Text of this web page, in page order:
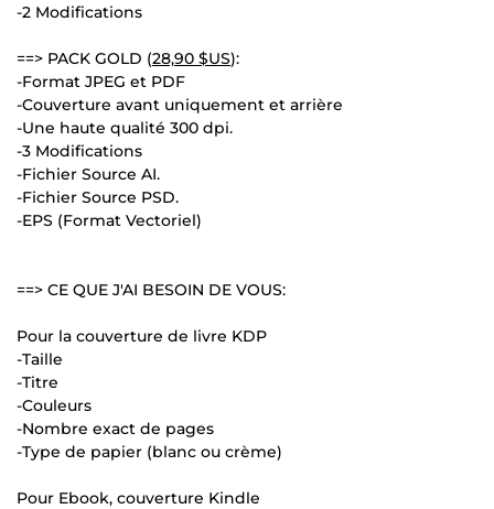
-2 Modifications
==> PACK GOLD (28,90 $US):
-Format JPEG et PDF
-Couverture avant uniquement et arrière
-Une haute qualité 300 dpi.
-3 Modifications
-Fichier Source AI.
-Fichier Source PSD.
-EPS (Format Vectoriel)
==> CE QUE J'AI BESOIN DE VOUS:
Pour la couverture de livre KDP
-Taille
-Titre
-Couleurs
-Nombre exact de pages
-Type de papier (blanc ou crème)
Pour Ebook, couverture Kindle